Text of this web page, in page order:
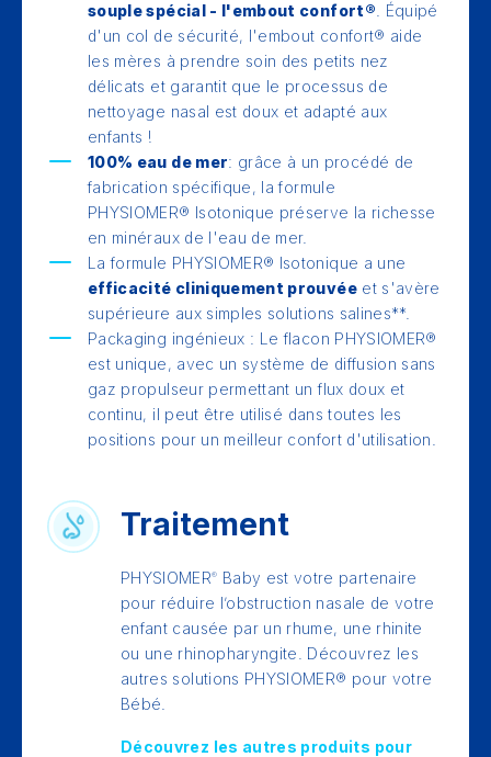
souple spécial - l'embout confort® . Équipé
d'un col de sécurité, l'embout confort® aide
les mères à prendre soin des petits nez
délicats et garantit que le processus de
nettoyage nasal est doux et adapté aux
enfants !
100% eau de mer: grâce à un procédé de
fabrication spécifique, la formule
PHYSIOMER® Isotonique préserve la richesse
en minéraux de l'eau de mer.
La formule PHYSIOMER® Isotonique a une
efficacité cliniquement prouvéeet s'avère
supérieure aux simples solutions salines**.
Packaging ingénieux : Le flacon PHYSIOMER®
est unique, avec un système de diffusion sans
gaz propulseur permettant un flux doux et
continu, il peut être utilisé dans toutes les
positions pour un meilleur confort d'utilisation.
Traitement
PHYSIOMER®
Baby est votre partenaire
pour réduire l’obstruction nasale de votre
enfant causée par un rhume, une rhinite
ou une rhinopharyngite. Découvrez les
autres solutions PHYSIOMER® pour votre
Bébé.
Découvrez les autres produits pour